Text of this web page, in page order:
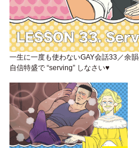
一生に一度も使わないGAY会話33／余
自信特盛で “serving” しなさい♥